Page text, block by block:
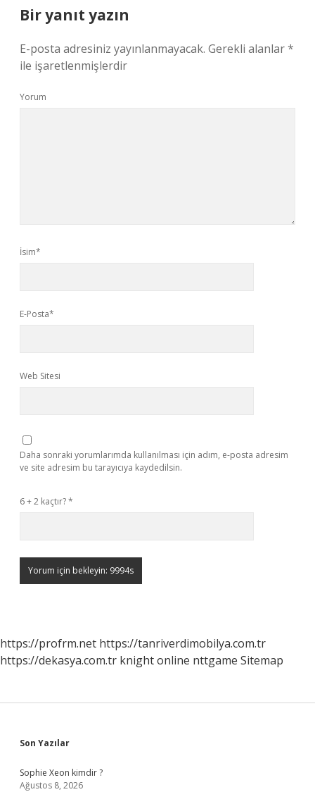
Bir yanıt yazın
E-posta adresiniz yayınlanmayacak. Gerekli alanlar*
ile işaretlenmişlerdir
Yorum
İsim*
E-Posta*
Web Sitesi
Daha sonraki yorumlarımda kullanılması için adım, e-posta adresim
ve site adresim bu tarayıcıya kaydedilsin.
6 + 2 kaçtır?*
https://profrm.net https://tanriverdimobilya.com.tr
https://dekasya.com.tr knight online nttgame Sitemap
Sidebar
Son Yazılar
Sophie Xeon kimdir ?
Ağustos 8, 2026